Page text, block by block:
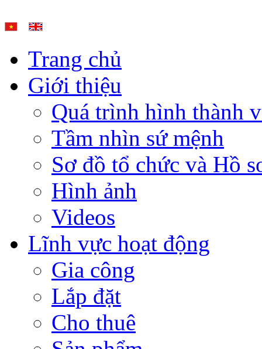
Trang chủ
Giới thiệu
Quá trình hình thành
Tầm nhìn sứ mệnh
Sơ đồ tổ chức và Hồ
Hình ảnh
Videos
Lĩnh vực hoạt động
Gia công
Lắp đặt
Cho thuê